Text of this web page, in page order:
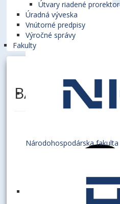
Útvary riadené
Úradná výveska
Vnútorné predpisy
Výročné správy
Fakulty
Národohospodárska fakulta
BATO,